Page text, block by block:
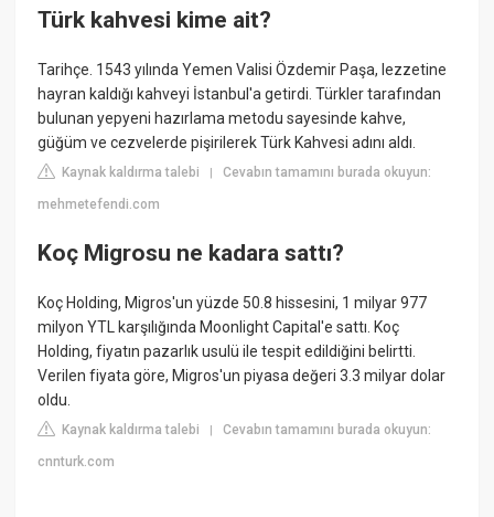
Türk kahvesi kime ait?
Tarihçe. 1543 yılında Yemen Valisi Özdemir Paşa, lezzetine
hayran kaldığı kahveyi İstanbul'a getirdi. Türkler tarafından
bulunan yepyeni hazırlama metodu sayesinde kahve,
güğüm ve cezvelerde pişirilerek Türk Kahvesi adını aldı.
Kaynak kaldırma talebi |Cevabın tamamını burada okuyun:
mehmetefendi.com
Koç Migrosu ne kadara sattı?
Koç Holding, Migros'un yüzde 50.8 hissesini, 1 milyar 977
milyon YTL karşılığında Moonlight Capital'e sattı. Koç
Holding, fiyatın pazarlık usulü ile tespit edildiğini belirtti.
Verilen fiyata göre, Migros'un piyasa değeri 3.3 milyar dolar
oldu.
Kaynak kaldırma talebi |Cevabın tamamını burada okuyun:
cnnturk.com